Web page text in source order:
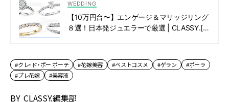
WEDDING
【10万円台〜】エンゲージ＆マリッジリング
８選！日本発ジュエラーで厳選 | CLASSY.[ク
#クレ・ド・ポー ボーテ #花嫁美容 #ベストコスメ #ゲラン
#ポーラ
#プレ花嫁
#美容液
BY CLASSY.編集部